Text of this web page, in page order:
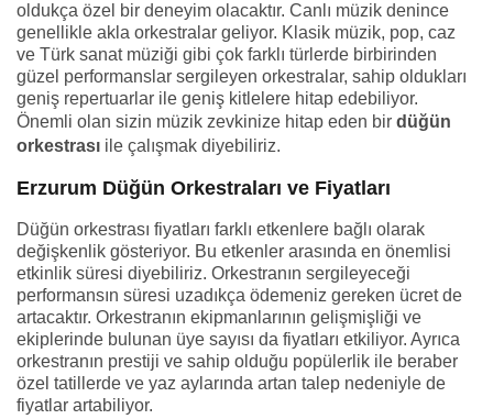
oldukça özel bir deneyim olacaktır. Canlı müzik denince
genellikle akla orkestralar geliyor. Klasik müzik, pop, caz
ve Türk sanat müziği gibi çok farklı türlerde birbirinden
güzel performanslar sergileyen orkestralar, sahip oldukları
geniş repertuarlar ile geniş kitlelere hitap edebiliyor.
Önemli olan sizin müzik zevkinize hitap eden bir düğün
orkestrası ile çalışmak diyebiliriz.
Erzurum Düğün Orkestraları ve Fiyatları
Düğün orkestrası fiyatları farklı etkenlere bağlı olarak
değişkenlik gösteriyor. Bu etkenler arasında en önemlisi
etkinlik süresi diyebiliriz. Orkestranın sergileyeceği
performansın süresi uzadıkça ödemeniz gereken ücret de
artacaktır. Orkestranın ekipmanlarının gelişmişliği ve
ekiplerinde bulunan üye sayısı da fiyatları etkiliyor. Ayrıca
orkestranın prestiji ve sahip olduğu popülerlik ile beraber
özel tatillerde ve yaz aylarında artan talep nedeniyle de
fiyatlar artabiliyor.